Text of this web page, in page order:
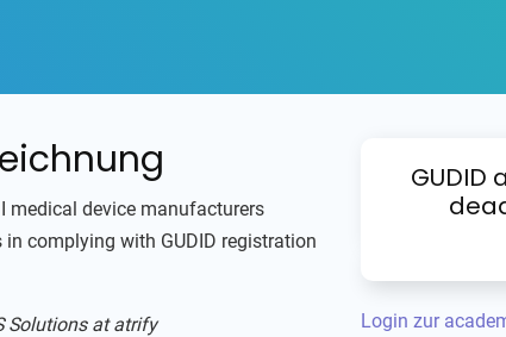
medical device manufacturers
complying with GUDID registration
Solutions at atrify
GUDID
Login zur